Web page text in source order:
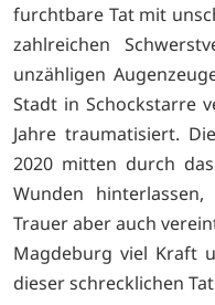
furchtbare Tat mit
zahlreichen
unzähligen
Stadt in Schockstarre
Jahre traumatisiert.
2020 mitten durch
Wunden
Trauer aber auch
Magdeburg viel Kraft
dieser schrecklichen